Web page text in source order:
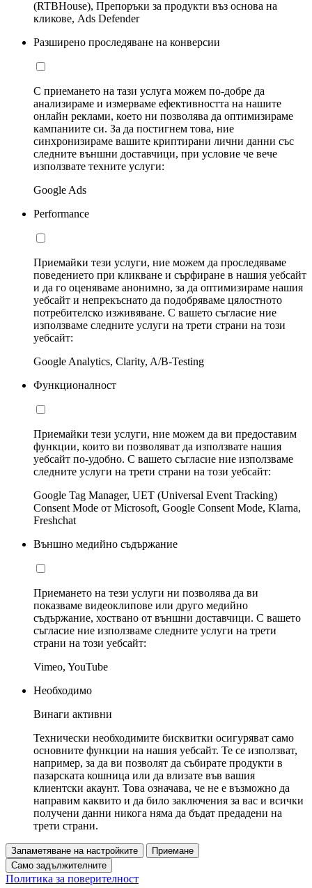
(RTBHouse), Препоръки за продукти въз основа на
кликове, Ads Defender
Разширено проследяване на конверсии
С приемането на тази услуга можем по-добре да
анализираме и измерваме ефективността на нашите
онлайн реклами, което ни позволява да оптимизираме
кампаниите си. За да постигнем това, ние
синхронизираме вашите криптирани лични данни със
следните външни доставчици, при условие че вече
използвате техните услуги:
Google Ads
Performance
Приемайки тези услуги, ние можем да проследяваме
поведението при кликване и сърфиране в нашия уебсайт
и да го оценяваме анонимно, за да оптимизираме нашия
уебсайт и непрекъснато да подобряваме цялостното
потребителско изживяване. С вашето съгласие ние
използваме следните услуги на трети страни на този
уебсайт:
Google Analytics, Clarity, A/B-Testing
Функционалност
Приемайки тези услуги, ние можем да ви предоставим
функции, които ви позволяват да използвате нашия
уебсайт по-удобно. С вашето съгласие ние използваме
следните услуги на трети страни на този уебсайт:
Google Tag Manager, UET (Universal Event Tracking)
Consent Mode от Microsoft, Google Consent Mode, Klarna,
Freshchat
Външно медийно съдържание
Приемането на тези услуги ни позволява да ви
показваме видеоклипове или друго медийно
съдържание, хоствано от външни доставчици. С вашето
съгласие ние използваме следните услуги на трети
страни на този уебсайт:
Vimeo, YouTube
Необходимо
Винаги активни
Технически необходимите бисквитки осигуряват само
основните функции на нашия уебсайт. Те се използват,
например, за да ви позволят да събирате продукти в
пазарската кошница или да влизате във вашия
клиентски акаунт. Това означава, че не е възможно да
направим каквито и да било заключения за вас и всички
получени данни никога няма да бъдат предадени на
трети страни.
Запаметяване на настройките
Приемане
Само задължителните
Политика за поверителност